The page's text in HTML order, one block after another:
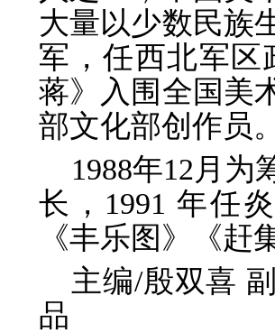
大量以少数民族
军，任西北军区
蒋》入围全国美
部文化部创作员
1988年12月
长，1991 年任
《丰乐图》《赶
主编/殷双喜
品